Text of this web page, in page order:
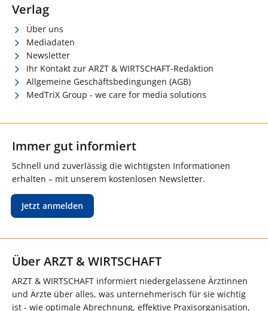
Verlag
Über uns
Mediadaten
Newsletter
Ihr Kontakt zur ARZT & WIRTSCHAFT-Redaktion
Allgemeine Geschäftsbedingungen (AGB)
MedTriX Group - we care for media solutions
Immer gut informiert
Schnell und zuverlässig die wichtigsten Informationen
erhalten – mit unserem kostenlosen Newsletter.
Jetzt anmelden
Über ARZT & WIRTSCHAFT
ARZT & WIRTSCHAFT informiert niedergelassene Ärztinnen
und Ärzte über alles, was unternehmerisch für sie wichtig
ist - wie optimale Abrechnung, effektive Praxisorganisation,